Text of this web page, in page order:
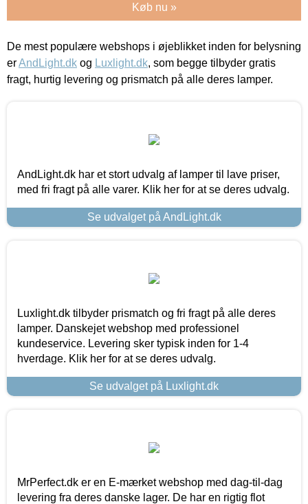
Køb nu »
De mest populære webshops i øjeblikket inden for belysning
erAndLight.dk og Luxlight.dk, som begge tilbyder gratis
fragt, hurtig levering og prismatch på alle deres lamper.
AndLight.dk har et stort udvalg af lamper til lave priser,
med fri fragt på alle varer. Klik her for at se deres udvalg.
Se udvalget på AndLight.dk
Luxlight.dk tilbyder prismatch og fri fragt på alle deres
lamper. Danskejet webshop med professionel
kundeservice. Levering sker typisk inden for 1-4
hverdage. Klik her for at se deres udvalg.
Se udvalget på Luxlight.dk
MrPerfect.dk er en E-mærket webshop med dag-til-dag
levering fra deres danske lager. De har en rigtig flot